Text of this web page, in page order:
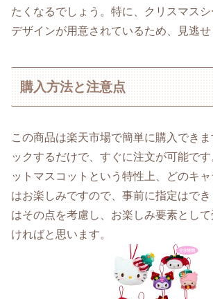
たくなるでしょう。特に、クリスマス
デザインが用意されているため、見逃せ
購入方法と注意点
この商品は楽天市場で簡単に購入でき
ックするだけで、すぐに注文が可能で
ットマスコットという特性上、どのキ
はお楽しみですので、事前に指定はで
はその点を考慮し、お楽しみ要素とし
ければと思います。